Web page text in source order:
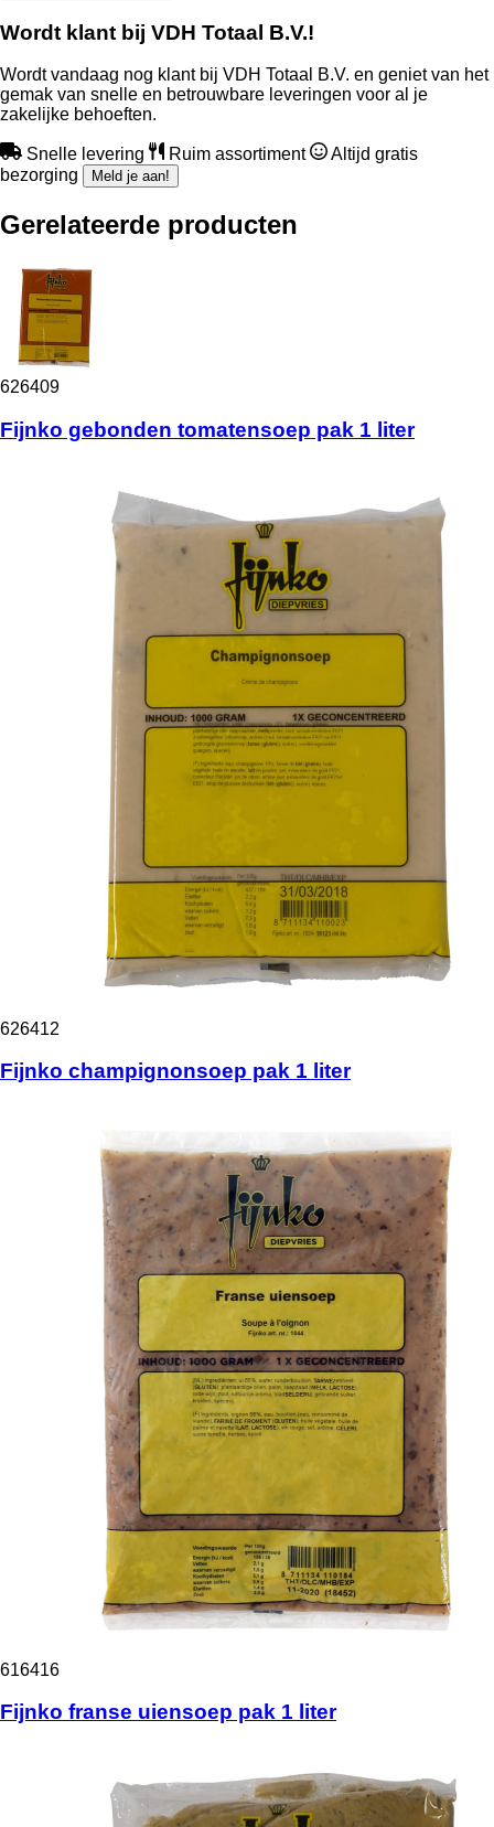
Wordt klant bij VDH Totaal B.V.!
Wordt vandaag nog klant bij VDH Totaal B.V. en geniet van het
gemak van snelle en betrouwbare leveringen voor al je
zakelijke behoeften.
Snelle levering Ruim assortiment
Altijd gratis
bezorging
Meld je aan!
Gerelateerde producten
626409
Fijnko gebonden tomatensoep pak 1 liter
626412
Fijnko champignonsoep pak 1 liter
616416
Fijnko franse uiensoep pak 1 liter